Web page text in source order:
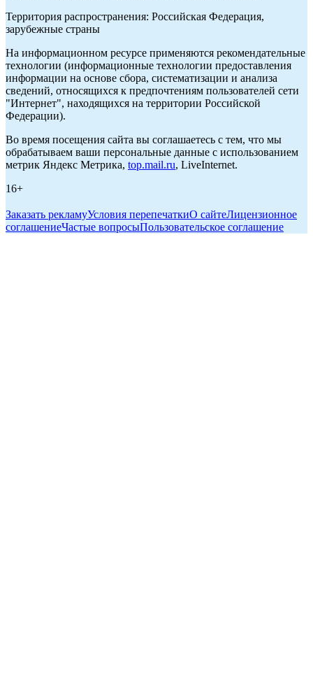
Территория распространения: Российская Федерация,
зарубежные страны
На информационном ресурсе применяются рекомендательные
технологии (информационные технологии предоставления
информации на основе сбора, систематизации и анализа
сведений, относящихся к предпочтениям пользователей сети
"Интернет", находящихся на территории Российской
Федерации).
Во время посещения сайта вы соглашаетесь с тем, что мы
обрабатываем ваши персональные данные с использованием
метрик Яндекс Метрика, top.mail.ru, LiveInternet.
16+
Заказать рекламуУсловия перепечаткиО сайтеЛицензионное
соглашениеЧастые вопросыПользовательское соглашение